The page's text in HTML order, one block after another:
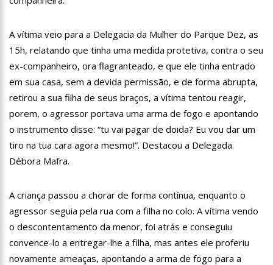
12:06
12:34 Negociação de paz fracassa no Sudão e rivais voltam a se
enfrentar
12:24 Prefeitura de Manaus divulga resultado preliminar do
Programa Bolsa Idiomas 2023
VÍDEO: Homem confessa que m4tou companheira em
Manaus e diz que vítima era “ciumenta”
12:15 Produtor de Lana Del Rey será investigado por crime de
xenofobia após xingar Brasil
12:09 Noivado de Luan Santana terminou após cantor se
11:53 Prefeitura de Manaus abre inscrições gratuitas para
treinamento sobre marketing digital
10:01 Junho violeta – Caimi realiza grande caminhada para
combater a violência contra o idoso
13:11 Sine Manaus oferta 284 vagas de emprego nesta quinta-
A vítima veio para a Delegacia da Mulher do Parque Dez, as
15h, relatando que tinha uma medida protetiva, contra o seu
ex-companheiro, ora flagranteado, e que ele tinha entrado
em sua casa, sem a devida permissão, e de forma abrupta,
retirou a sua filha de seus braços, a vítima tentou reagir,
porem, o agressor portava uma arma de fogo e apontando
o instrumento disse: “tu vai pagar de doida? Eu vou dar um
tiro na tua cara agora mesmo!”. Destacou a Delegada
Débora Mafra.
A criança passou a chorar de forma contínua, enquanto o
agressor seguia pela rua com a filha no colo. A vítima vendo
o descontentamento da menor, foi atrás e conseguiu
convence-lo a entregar-lhe a filha, mas antes ele proferiu
novamente ameaças, apontando a arma de fogo para a